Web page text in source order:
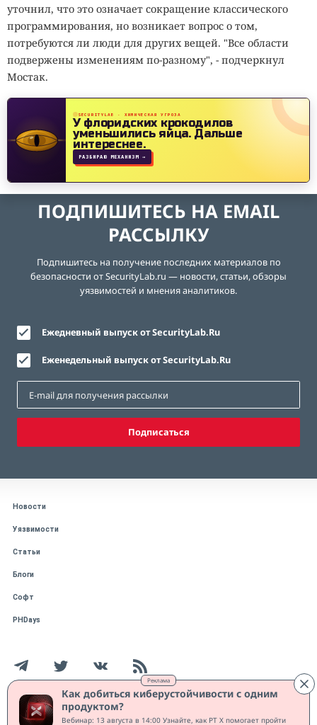
Реклама
Как добиться киберустойчивости с одним
продуктом?
Вебинар: 13 августа в 14:00 Узнайте, как PT X помогает пройти
уточнил, что это означает сокращение классического
программирования, но возникает вопрос о том,
потребуются ли люди для других вещей. "Все области
подвержены изменениям по-разному", - подчеркнул
Мостак.
SECURITYLAB · ХИМИЧЕСКАЯ УГРОЗА
У флоридских крокодилов
уменьшились яйца.Дальше
интереснее.
РАЗБИРАЮ МЕХАНИЗМ →
ПОДПИШИТЕСЬ НА EMAIL
РАССЫЛКУ
Подпишитесь на получение последних материалов по
безопасности от SecurityLab.ru — новости, статьи, обзоры
уязвимостей и мнения аналитиков.
Ежедневный выпуск от SecurityLab.Ru
Еженедельный выпуск от SecurityLab.Ru
Подписаться
Новости
Уязвимости
Статьи
Блоги
Софт
PHDays
Работает на CMS "1С-Битрикс: Управление сайтом"
Защищено CURATOR